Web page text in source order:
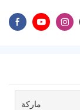
ماركة